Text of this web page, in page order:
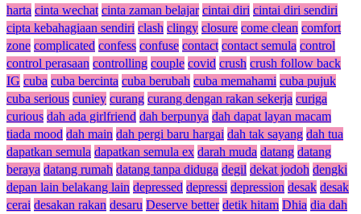
harta cinta wechat cinta zaman belajar cintai diri cintai diri sendiri
cipta kebahagiaan sendiri clash clingy closure come clean comfort
zone complicated confess confuse contact contact semula control
control perasaan controlling couple covid crush crush follow back
IG cuba cuba bercinta cuba berubah cuba memahami cuba pujuk
cuba serious cuniey curang curang dengan rakan sekerja curiga
curious dah ada girlfriend dah berpunya dah dapat layan macam
tiada mood dah main dah pergi baru hargai dah tak sayang dah tua
dapatkan semula dapatkan semula ex darah muda datang datang
beraya datang rumah datang tanpa diduga degil dekat jodoh dengki
depan lain belakang lain depressed depressi depression desak desak
cerai desakan rakan desaru Deserve better detik hitam Dhia dia dah